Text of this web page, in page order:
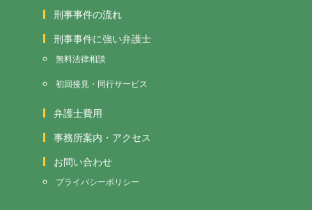
刑事事件の流れ
刑事事件に強い弁護士
無料法律相談
初回接見・同行サービス
弁護士費用
事務所案内・アクセス
お問い合わせ
プライバシーポリシー